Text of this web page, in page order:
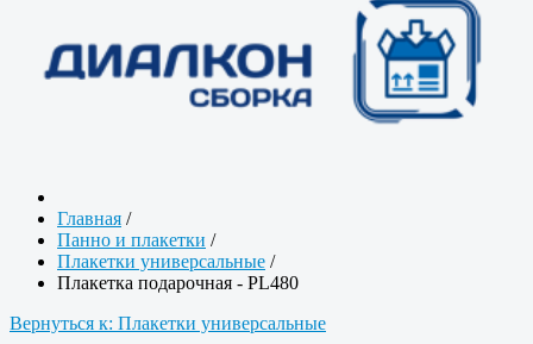
Главная /
Панно и плакетки /
Плакетки универсальные /
Плакетка подарочная - PL480
Вернуться к: Плакетки универсальные